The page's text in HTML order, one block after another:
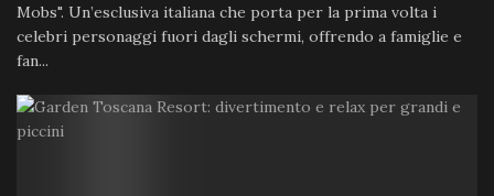
Mobs". Un’esclusiva italiana che porta per la prima volta i
celebri personaggi fuori dagli schermi, offrendo a famiglie e
fan...